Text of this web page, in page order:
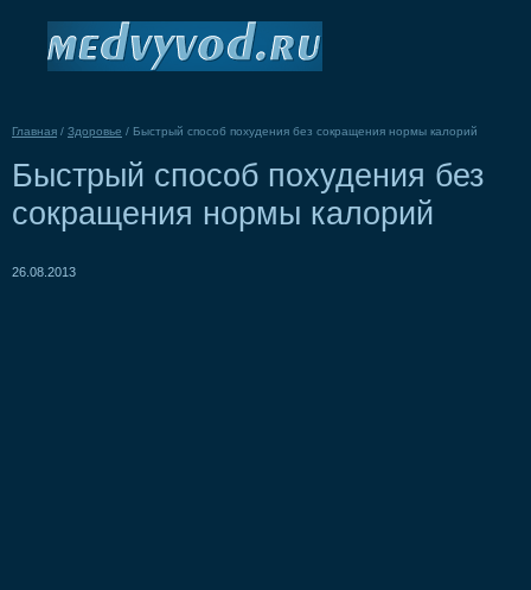
Главная / Здоровье / Быстрый способ похудения без сокращения нормы калорий
Быстрый способ похудения без
сокращения нормы калорий
26.08.2013